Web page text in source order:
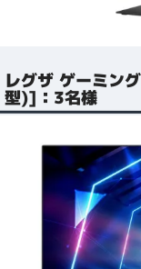
レグザ ゲーミン
型)]：3名様